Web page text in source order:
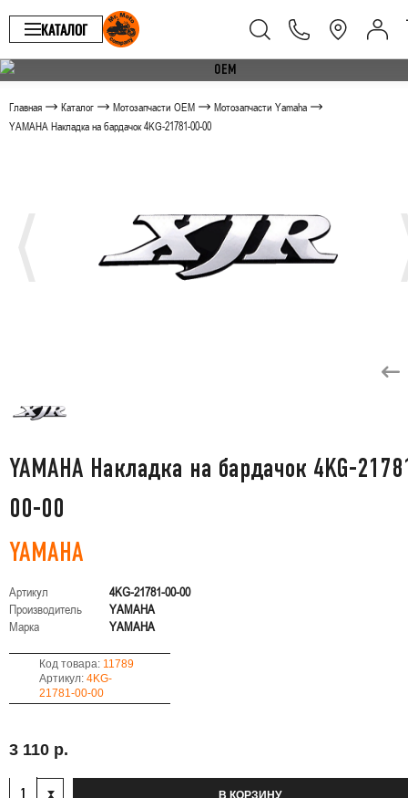
КАТАЛОГ
Главная Каталог Мотозапчасти OEM
Мотозапчасти Yamaha
YAMAHA Накладка на бардачок 4KG-21781-00-00
YAMAHA Накладка на бардачок 4KG-
00-00
YAMAHA
Артикул
4KG-21781-00-00
Производитель
YAMAHA
Марка
YAMAHA
Код товара: 11789
Артикул:4KG-
21781-00-00
3 110 р.
В КОРЗИНУ